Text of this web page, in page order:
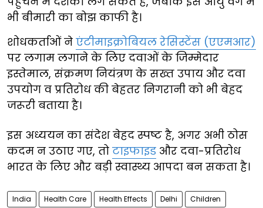
भी बीमारी का बोझ काफी है।
शोधकर्ताओं ने एंटीमाइक्रोबियल रेसिस्टेंस (एएमआर)
पर लगाम लगाने के लिए दवाओं के जिम्मेदार
इस्तेमाल, संक्रमण नियंत्रण के सख्त उपाय और दवा
उपयोग व प्रतिरोध की बेहतर निगरानी को भी बेहद
जरूरी बताया है।
इस अध्ययन का संदेश बेहद स्पष्ट है, अगर अभी ठोस
कदम न उठाए गए, तो टाइफाइड और दवा-प्रतिरोध
भारत के लिए और बड़ी स्वास्थ्य आपदा बन सकता है।
India Health Care Health Effects Delhi Children